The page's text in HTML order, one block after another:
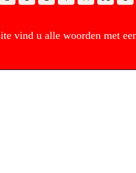
vind u alle woorden met